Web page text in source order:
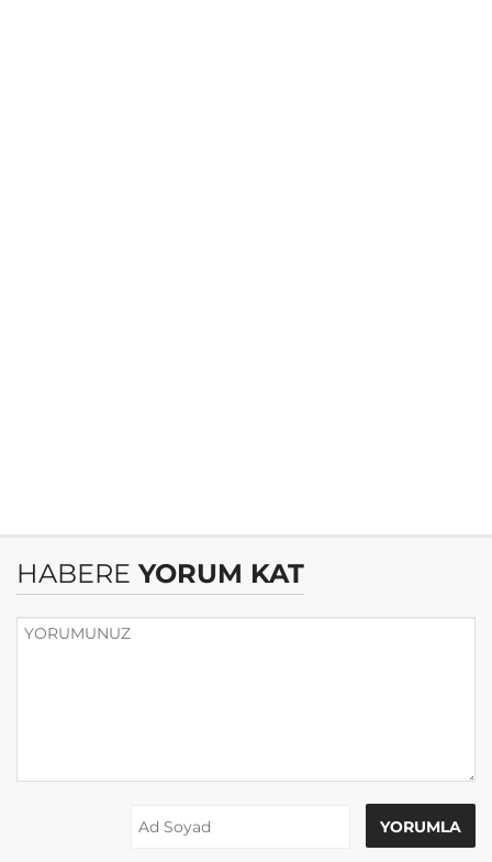
HABERE YORUM KAT